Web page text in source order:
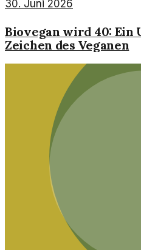
30. Juni 2026
Biovegan wird 40: Ein
Zeichen des Veganen